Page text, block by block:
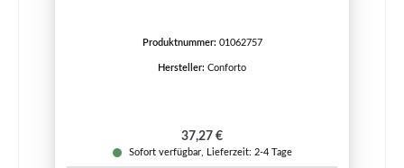
Produktnummer: 01062757
Hersteller: Conforto
Regulärer Preis:
37,27 €
Sofort verfügbar, Lieferzeit: 2-4 Tage